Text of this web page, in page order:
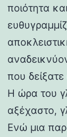
ποιότητα
που
Η ώρα του
αξέχαστο,
Ενώ μια